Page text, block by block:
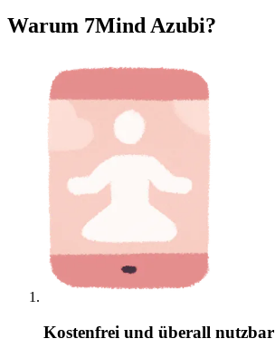
Warum 7Mind Azubi?
Kostenfrei und überall nutzbar